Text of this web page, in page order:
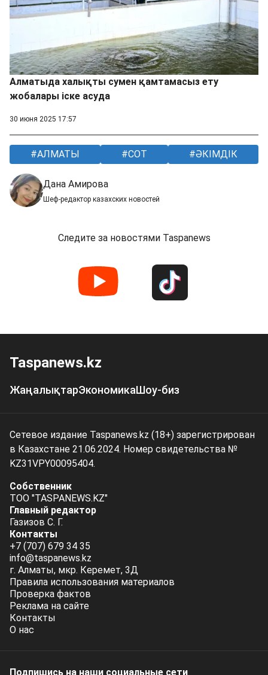
Алматыда халықты сумен қамтамасыз ету
жобалары іске асуда
30 июня 2025 17:57
АЛМАТЫ СОТ ӘКІМДІК
Дана Амирова
Шеф-редактор казахских новостей
Следите за новостями Taspanews
Taspanews.kz
ЖаңалықтарЭкономикаШоу-биз
Сетевое издание Taspanews.kz (18+) зарегистрирован
в Казахстане 21.06.2024. Номер свидетельства №
KZ31VPY00095404.
Собственник
ТОО "TASPANEWS.KZ"
Главный редактор
Газизов С. Г.
Контакты
+7 (707) 679 34 35
info@taspanews.kz
г. Алматы, мкр. Керемет, 3Д
Правила использования материалов
Проверка фактов
Реклама на сайте
Контакты
О нас
Подпишись на наши социальные cети